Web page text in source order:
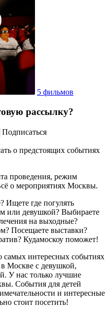
5 фильмов
рассылку?
Подписаться
о предстоящих событиях
проведения, режим
о мероприятиях Москвы.
Ищете где погулять
или девушкой? Выбираете
на выходные?
Посещаете выставки?
Кудамоскоу поможет!
интересных событиях
Москве с девушкой,
У нас только лучшие
События для детей
и интересные
стоит посетить!